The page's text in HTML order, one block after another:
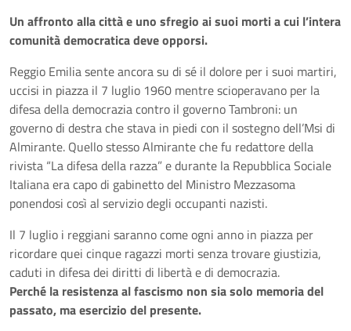
Un affronto alla città e uno sfregio ai suoi morti a cui l’intera
comunità democratica deve opporsi.
Reggio Emilia sente ancora su di sé il dolore per i suoi martiri,
uccisi in piazza il 7 luglio 1960 mentre scioperavano per la
difesa della democrazia contro il governo Tambroni: un
governo di destra che stava in piedi con il sostegno dell’Msi di
Almirante. Quello stesso Almirante che fu redattore della
rivista “La difesa della razza” e durante la Repubblica Sociale
Italiana era capo di gabinetto del Ministro Mezzasoma
ponendosi così al servizio degli occupanti nazisti.
Il 7 luglio i reggiani saranno come ogni anno in piazza per
ricordare quei cinque ragazzi morti senza trovare giustizia,
caduti in difesa dei diritti di libertà e di democrazia.
Perché la resistenza al fascismo non sia solo memoria del
passato, ma esercizio del presente.